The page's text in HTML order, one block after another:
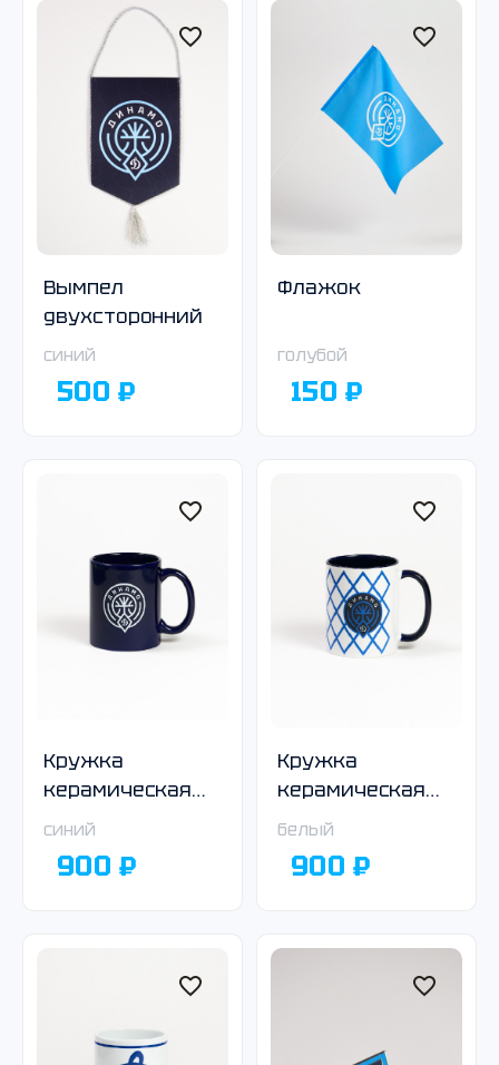
Вымпел
двухсторонний
синий
500 ₽
Флажок
голубой
150 ₽
Кружка
керамическая
тёмно-синяя
синий
900 ₽
Кружка
керамическая
белая с синей
белый
900 ₽